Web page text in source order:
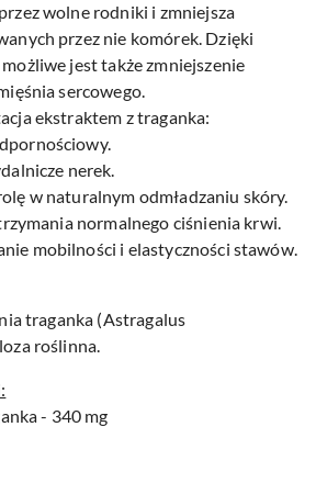
wolne rodniki i zmniejsza
przez nie komórek. Dzięki
jest także zmniejszenie
sercowego.
ekstraktem z traganka:
nerek.
w naturalnym odmładzaniu skóry.
normalnego ciśnienia krwi.
mobilności i elastyczności stawów.
traganka (Astragalus
roślinna.
- 340 mg